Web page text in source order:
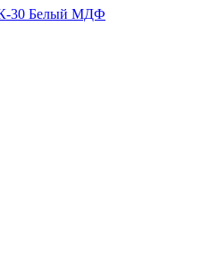
30 Белый МДФ